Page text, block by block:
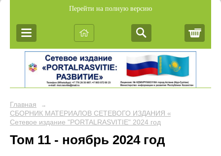
Перейти на полную версию
Главная →
СБОРНИК МАТЕРИАЛОВ СЕТЕВОГО ИЗДАНИЯ
Сетевое издание "PORTALRASVITIE" 2024 год
Том 11 - ноябрь 2024 год